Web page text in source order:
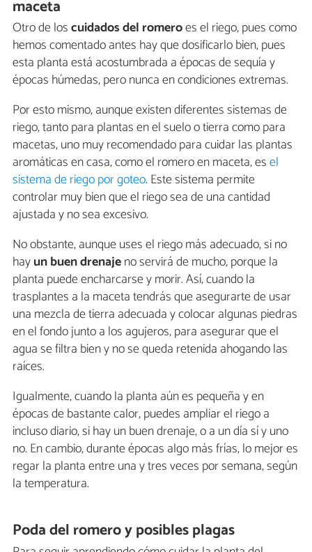
maceta
Otro de loscuidados del romeroes el riego, pues como
hemos comentado antes hay que dosificarlo bien, pues
esta planta está acostumbrada a épocas de sequía y
épocas húmedas, pero nunca en condiciones extremas.
Por esto mismo, aunque existen diferentes sistemas de
riego, tanto para plantas en el suelo o tierra como para
macetas, uno muy recomendado para cuidar las plantas
aromáticas en casa, como el romero en maceta, esel
sistema de riego por goteo. Este sistema permite
controlar muy bien que el riego sea de una cantidad
ajustada y no sea excesivo.
No obstante, aunque uses el riego más adecuado, si no
hayun buen drenajeno servirá de mucho, porque la
planta puede encharcarse y morir. Así, cuando la
trasplantes a la maceta tendrás que asegurarte de usar
una mezcla de tierra adecuada y colocar algunas piedras
en el fondo junto a los agujeros, para asegurar que el
agua se filtra bien y no se queda retenida ahogando las
raíces.
Igualmente, cuando la planta aún es pequeña y en
épocas de bastante calor, puedes ampliar el riego a
incluso diario, si hay un buen drenaje, o a un día sí y uno
no. En cambio, durante épocas algo más frías, lo mejor es
regar la planta entre una y tres veces por semana, según
la temperatura.
Poda del romero y posibles plagas